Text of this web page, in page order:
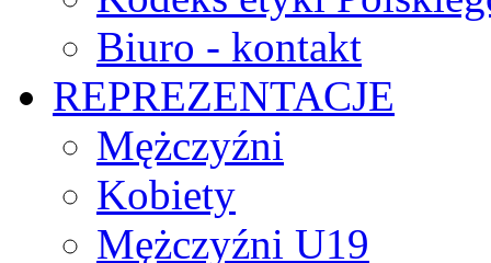
Biuro - kontakt
REPREZENTACJE
Mężczyźni
Kobiety
Mężczyźni U19